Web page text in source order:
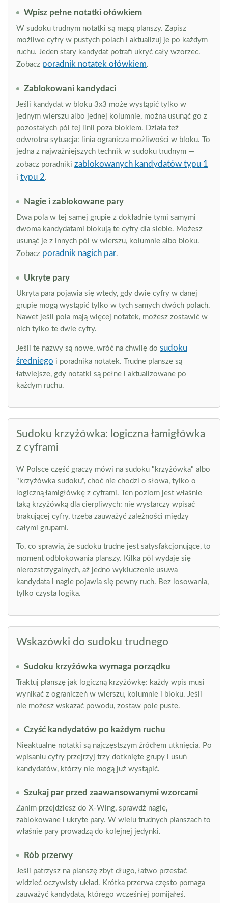
Wpisz pełne notatki ołówkiem
W sudoku trudnym notatki są mapą planszy. Zapisz
możliwe cyfry w pustych polach i aktualizuj je po każdym
ruchu. Jeden stary kandydat potrafi ukryć cały wzorzec.
Zobacz poradnik notatek ołówkiem.
Zablokowani kandydaci
Jeśli kandydat w bloku 3x3 może wystąpić tylko w
jednym wierszu albo jednej kolumnie, można usunąć go z
pozostałych pól tej linii poza blokiem. Działa też
odwrotna sytuacja: linia ogranicza możliwości w bloku. To
jedna z najważniejszych technik w sudoku trudnym —
zobacz poradniki zablokowanych kandydatów typu 1
i typu 2.
Nagie i zablokowane pary
Dwa pola w tej samej grupie z dokładnie tymi samymi
dwoma kandydatami blokują te cyfry dla siebie. Możesz
usunąć je z innych pól w wierszu, kolumnie albo bloku.
Zobacz poradnik nagich par.
Ukryte pary
Ukryta para pojawia się wtedy, gdy dwie cyfry w danej
grupie mogą wystąpić tylko w tych samych dwóch polach.
Nawet jeśli pola mają więcej notatek, możesz zostawić w
nich tylko te dwie cyfry.
Jeśli te nazwy są nowe, wróć na chwilę do sudoku
średniego i poradnika notatek. Trudne plansze są
łatwiejsze, gdy notatki są pełne i aktualizowane po
każdym ruchu.
Sudoku krzyżówka: logiczna łamigłówka
z cyframi
W Polsce część graczy mówi na sudoku "krzyżówka" albo
"krzyżówka sudoku", choć nie chodzi o słowa, tylko o
logiczną łamigłówkę z cyframi. Ten poziom jest właśnie
taką krzyżówką dla cierpliwych: nie wystarczy wpisać
brakującej cyfry, trzeba zauważyć zależności między
całymi grupami.
To, co sprawia, że sudoku trudne jest satysfakcjonujące, to
moment odblokowania planszy. Kilka pól wydaje się
nierozstrzygalnych, aż jedno wykluczenie usuwa
kandydata i nagle pojawia się pewny ruch. Bez losowania,
tylko czysta logika.
Wskazówki do sudoku trudnego
Sudoku krzyżówka wymaga porządku
Traktuj planszę jak logiczną krzyżówkę: każdy wpis musi
wynikać z ograniczeń w wierszu, kolumnie i bloku. Jeśli
nie możesz wskazać powodu, zostaw pole puste.
Czyść kandydatów po każdym ruchu
Nieaktualne notatki są najczęstszym źródłem utknięcia. Po
wpisaniu cyfry przejrzyj trzy dotknięte grupy i usuń
kandydatów, którzy nie mogą już wystąpić.
Szukaj par przed zaawansowanymi wzorcami
Zanim przejdziesz do X-Wing, sprawdź nagie,
zablokowane i ukryte pary. W wielu trudnych planszach to
właśnie pary prowadzą do kolejnej jedynki.
Rób przerwy
Jeśli patrzysz na planszę zbyt długo, łatwo przestać
widzieć oczywisty układ. Krótka przerwa często pomaga
zauważyć kandydata, którego wcześniej pomijałeś.